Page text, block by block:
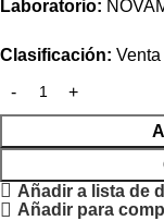
Laboratorio:
Clasificación:
Añadir a lista de
Añadir para